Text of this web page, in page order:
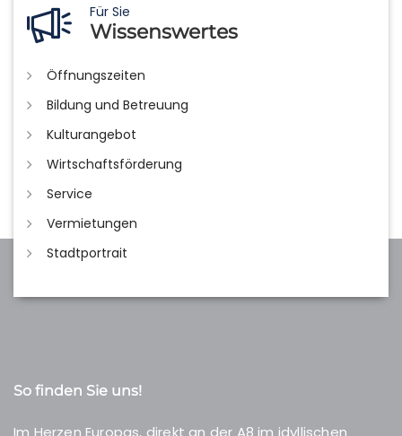
Für Sie
Wissenswertes
Öffnungszeiten
Bildung und Betreuung
Kulturangebot
Wirtschaftsförderung
Service
Vermietungen
Stadtportrait
So finden Sie uns!